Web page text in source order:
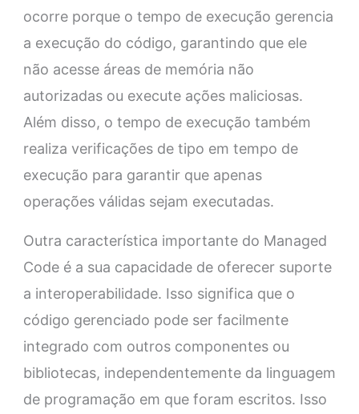
ocorre porque o tempo de execução gerencia
a execução do código, garantindo que ele
não acesse áreas de memória não
autorizadas ou execute ações maliciosas.
Além disso, o tempo de execução também
realiza verificações de tipo em tempo de
execução para garantir que apenas
operações válidas sejam executadas.
Outra característica importante do Managed
Code é a sua capacidade de oferecer suporte
a interoperabilidade. Isso significa que o
código gerenciado pode ser facilmente
integrado com outros componentes ou
bibliotecas, independentemente da linguagem
de programação em que foram escritos. Isso